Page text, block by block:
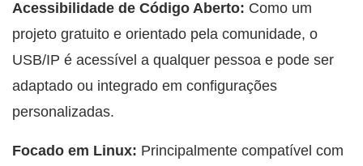
Acessibilidade de Código Aberto: Como um
projeto gratuito e orientado pela comunidade, o
USB/IP é acessível a qualquer pessoa e pode ser
adaptado ou integrado em configurações
personalizadas.
Focado em Linux: Principalmente compatível com